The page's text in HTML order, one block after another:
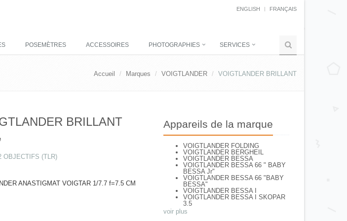
ENGLISH FRANÇAIS
POSEMÈTRES ACCESSOIRES PHOTOGRAPHIES SERVICES
Accueil Marques VOIGTLANDER VOIGTLANDER BRILLANT
BRILLANT
OBJECTIFS (TLR)
ANASTIGMAT VOIGTAR 1/7.7 f=7.5 CM
Appareils de la marque
VOIGTLANDER FOLDING
VOIGTLANDER BERGHEIL
VOIGTLANDER BESSA
VOIGTLANDER BESSA 66 " BABY
BESSA Jr"
VOIGTLANDER BESSA 66 "BABY
BESSA"
VOIGTLANDER BESSA I
VOIGTLANDER BESSA I SKOPAR
3.5
VOIGTLANDER BESSA II Apo
voir plus